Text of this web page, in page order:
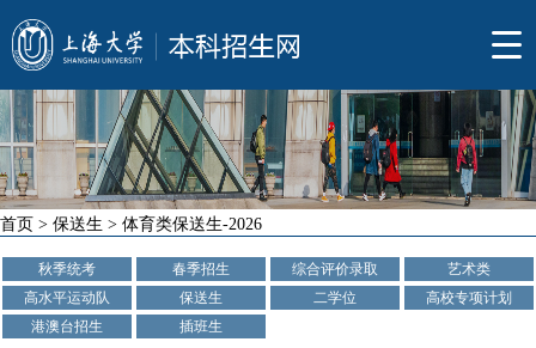
首页 > 保送生 > 体育类保送生-2026
秋季统考 春季招生 综合评价录取
艺术类
高水平运动队
保送生 二学位
高校专项计划
港澳台招生
插班生